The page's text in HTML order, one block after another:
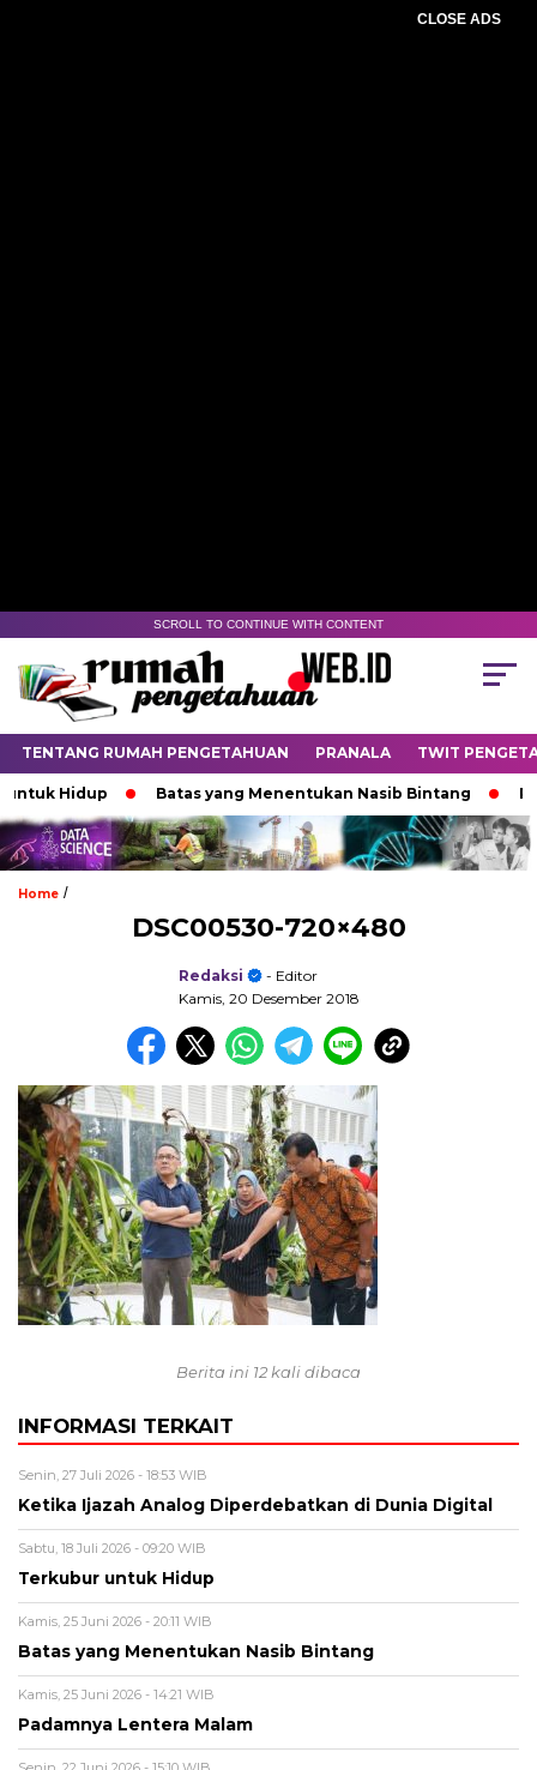
CLOSE ADS
SCROLL TO CONTINUE WITH CONTENT
TENTANG RUMAH PENGETAHUAN PRANALA TWIT
Hidup Batas yang Menentukan Nasib Bintang
Home /
DSC00530-720×480
Redaksi
- Editor
Kamis, 20 Desember 2018
Berita ini 12 kali dibaca
INFORMASI TERKAIT
Senin, 27 Juli 2026 - 18:53 WIB
Ketika Ijazah Analog Diperdebatkan di Dunia Digital
Sabtu, 18 Juli 2026 - 09:20 WIB
Terkubur untuk Hidup
Kamis, 25 Juni 2026 - 20:11 WIB
Batas yang Menentukan Nasib Bintang
Kamis, 25 Juni 2026 - 14:21 WIB
Padamnya Lentera Malam